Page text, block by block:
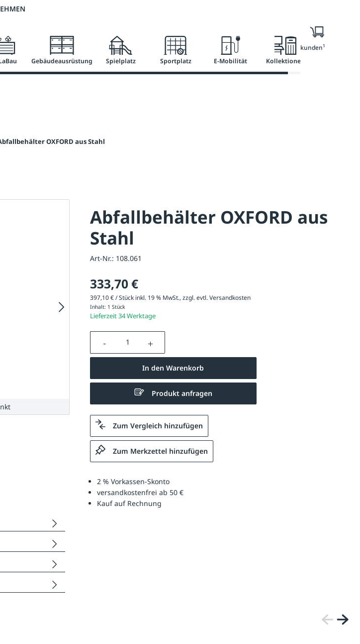
ab 50 €
Gebäudeausrüstung Spielplatz Sportplatz E-Mobilität Kollektionen
Nur für Geschäftskunden1
OXFORD aus Stahl
Abfallbehälter OXFORD aus
Stahl
Art-Nr.: 108.061
333,70 €
397,10 € / Stück inkl. 19 % MwSt., zzgl. evtl.Versandkosten
Inhalt: 1 Stück
Lieferzeit 34 Werktage
Produkt Anzahl: Gib den gewünschten Wert ein oder
In den Warenkorb
Produkt anfragen
Zum Vergleich hinzufügen
Zum Merkzettel hinzufügen
2 % Vorkassen-Skonto
versandkostenfrei ab 50 €
Kauf auf Rechnung
Abfallbehälter OXFORD mit Ascher, zum Einbetonieren,